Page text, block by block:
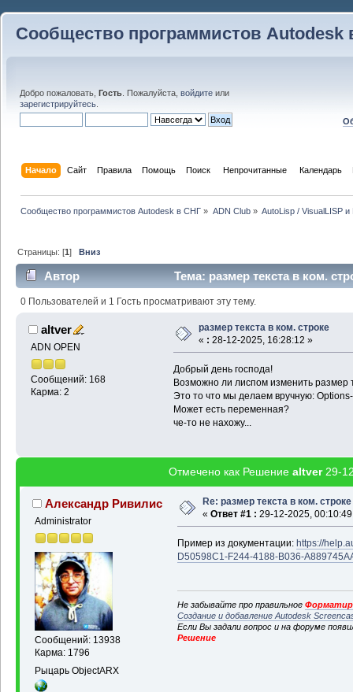
Сообщество программистов Autodesk
Добро пожаловать, Гость . Пожалуйста, войдите или
зарегистрируйтесь
Начало Сайт Правила Помощь Поиск Непрочитанные Календарь
Сообщество программистов Autodesk в СНГ » ADN Club» AutoLisp / VisualLISP и
Страницы: [1]Вниз
Автор Тема: размер текста в ком.
0 Пользователей и 1 Гость просматривают эту тему.
altver
ADN OPEN
Сообщений: 168
Карма: 2
размер текста в ком. строке
« : 28-12-2025, 16:28:12 »
Добрый день господа!
Возможно ли лиспом изменить размер
Это то что мы делаем вручную:
Может есть переменная?
че-то не нахожу...
Отмечено как Решение altver29-
Александр Ривилис
Administrator
Сообщений: 13938
Карма: 1796
Рыцарь ObjectARX
Re: размер текста в ком. строке
« Ответ #1 : 29-12-2025,
Пример из документации: https://
D50598C1-F244-4188-B036-
Не забывайте про правильное
Создание и добавление Autodesk
Если Вы задали вопрос и на форуме
Решение